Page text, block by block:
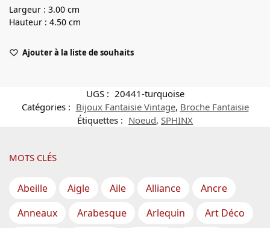
Largeur : 3.00 cm
Hauteur : 4.50 cm
Ajouter à la liste de souhaits
UGS : 20441-turquoise
Catégories : Bijoux Fantaisie Vintage, Broche Fantaisie
Étiquettes : Noeud, SPHINX
MOTS CLÉS
Abeille Aigle Aile Alliance
Ancre
Anneaux
Arabesque Arlequin
Art Déco